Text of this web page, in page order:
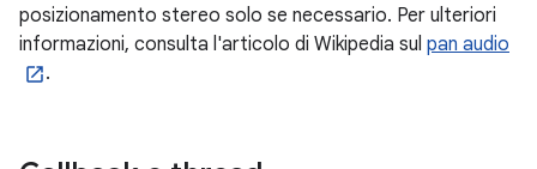
posizionamento stereo solo se necessario. Per ulteriori
informazioni, consulta l'articolo di Wikipedia sul pan audio
.